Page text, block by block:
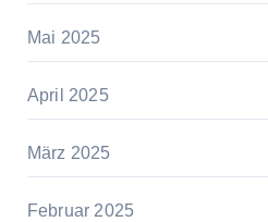
Mai 2025
April 2025
März 2025
Februar 2025